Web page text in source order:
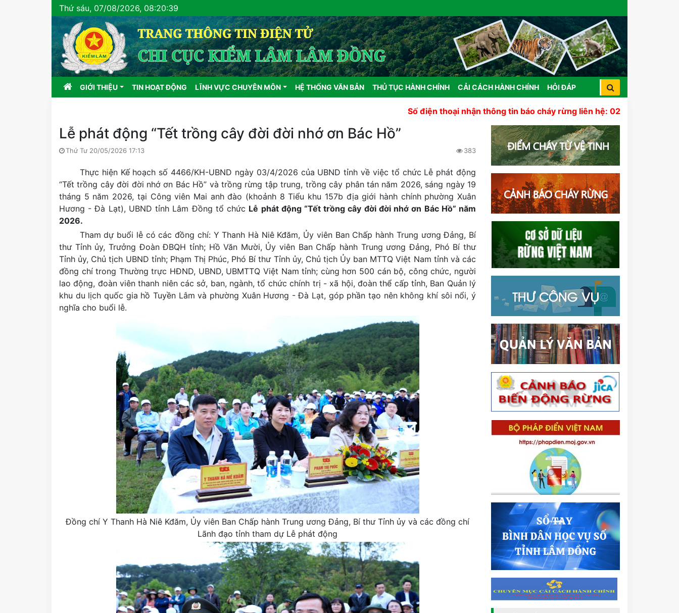
Thứ sáu, 07/08/2026, 08:20:40
(current)
GIỚI THIỆU TIN HOẠT ĐỘNG LĨNH VỰC CHUYÊN MÔN HỆ THỐNG VĂN BẢN THỦ TỤC HÀNH CHÍNH CẢI CÁCH HÀNH CHÍNH HỎI ĐÁP
Số điện thoại nhận thông tin báo cháy rừng liên hệ: 02633 822 441
Lễ phát động “Tết trồng cây đời đời nhớ ơn Bác Hồ”
Thứ Tư 20/05/2026 17:13 383
Thực hiện Kế hoạch số 4466/KH-UBND ngày 03/4/2026 của UBND tỉnh về việc tổ chức Lễ phát động
“Tết trồng cây đời đời nhớ ơn Bác Hồ” và trồng rừng tập trung, trồng cây phân tán năm 2026, sáng ngày 19
tháng 5 năm 2026, tại Công viên Mai anh đào (khoảnh 8 Tiểu khu 157b địa giới hành chính phường Xuân
Hương - Đà Lạt), UBND tỉnh Lâm Đồng tổ chức Lễ phát động “Tết trồng cây đời đời nhớ ơn Bác Hồ” năm
2026.
Tham dự buổi lễ có các đồng chí: Y Thanh Hà Niê Kđăm, Ủy viên Ban Chấp hành Trung ương Đảng, Bí
thư Tỉnh ủy, Trưởng Đoàn ĐBQH tỉnh; Hồ Văn Mười, Ủy viên Ban Chấp hành Trung ương Đảng, Phó Bí thư
Tỉnh ủy, Chủ tịch UBND tỉnh; Phạm Thị Phúc, Phó Bí thư Tỉnh ủy, Chủ tịch Ủy ban MTTQ Việt Nam tỉnh và các
đồng chí trong Thường trực HĐND, UBND, UBMTTQ Việt Nam tỉnh; cùng hơn 500 cán bộ, công chức, người
lao động, đoàn viên thanh niên các sở, ban, ngành, tổ chức chính trị - xã hội, đoàn thể cấp tỉnh, Ban Quản lý
khu du lịch quốc gia hồ Tuyền Lâm và phường Xuân Hương - Đà Lạt, góp phần tạo nên không khí sôi nổi, ý
nghĩa cho buổi lễ.
Đồng chí Y Thanh Hà Niê Kđăm, Ủy viên Ban Chấp hành Trung ương Đảng, Bí thư Tỉnh ủy và các đồng chí
Lãnh đạo tỉnh tham dự Lễ phát động